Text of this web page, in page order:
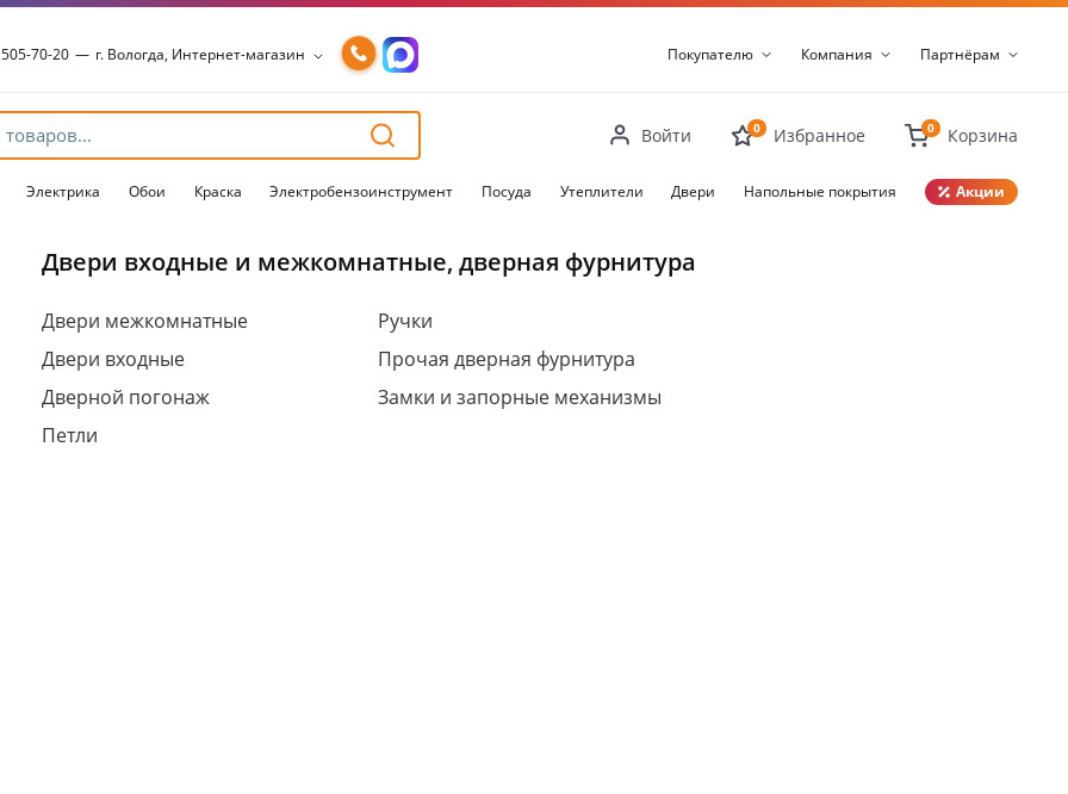
70-20 — г. Вологда, Интернет-магазин
15-98
15-96
г. Вологда, Пошехонское ш., 18
Покупателю Компания Партнёрам
Войти 0 Избранное 0 Корзина
Электрика Обои Краска Электробензоинструмент Посуда Утеплители Двери Напольные покрытия Акции
Двери входные и межкомнатные, дверная фурнитура
Двери межкомнатные
Двери входные
Дверной погонаж
Петли
Ручки
Прочая дверная фурнитура
Замки и запорные механизмы
Для клиентов всех банков
Разбейтеоплату
на части